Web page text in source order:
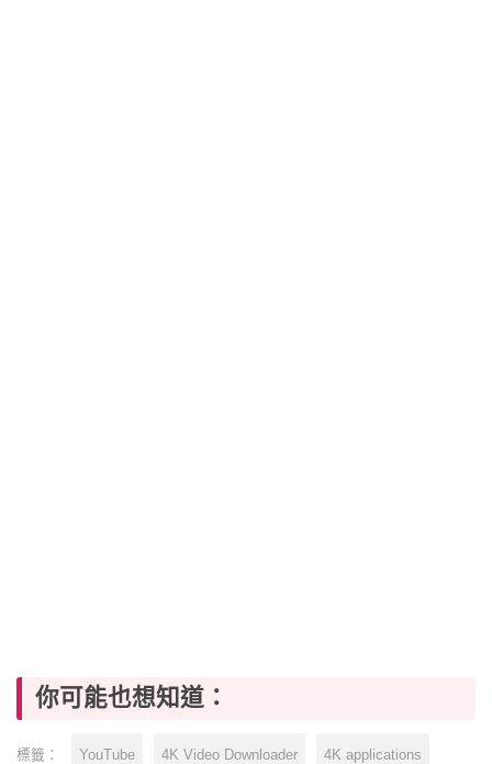
你可能也想知道：
標籤： YouTube 4K Video Downloader 4K applications